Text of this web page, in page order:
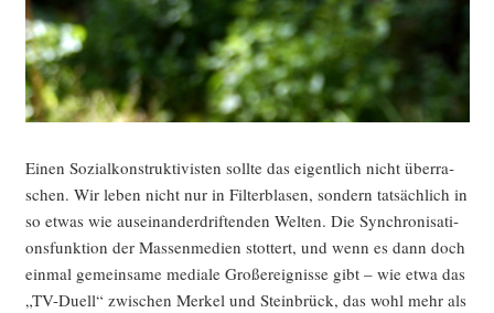
Einen Sozi­al­kon­struk­ti­vis­ten soll­te das eigent­lich nicht über­ra­
schen. Wir leben nicht nur in Fil­ter­bla­sen, son­dern tat­säch­lich in
so etwas wie aus­ein­an­der­drif­ten­den Wel­ten. Die Syn­chro­ni­sa­ti­
ons­funk­ti­on der Mas­sen­me­di­en stot­tert, und wenn es dann doch
ein­mal gemein­sa­me media­le Groß­ereig­nis­se gibt – wie etwa das
„TV-Duell“ zwi­schen Mer­kel und Stein­brück, das wohl mehr als